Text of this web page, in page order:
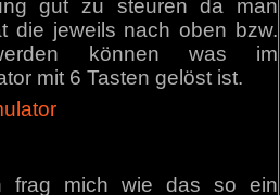
gut zu steuren da man
die jeweils nach oben bzw.
können was im
mit 6 Tasten gelöst ist.
frag mich wie das so ein